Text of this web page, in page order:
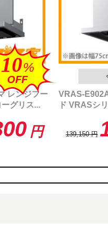
10%
OFF
レンジフー
グリス...
円
VRAS-
ド VRASシ
139,150 円